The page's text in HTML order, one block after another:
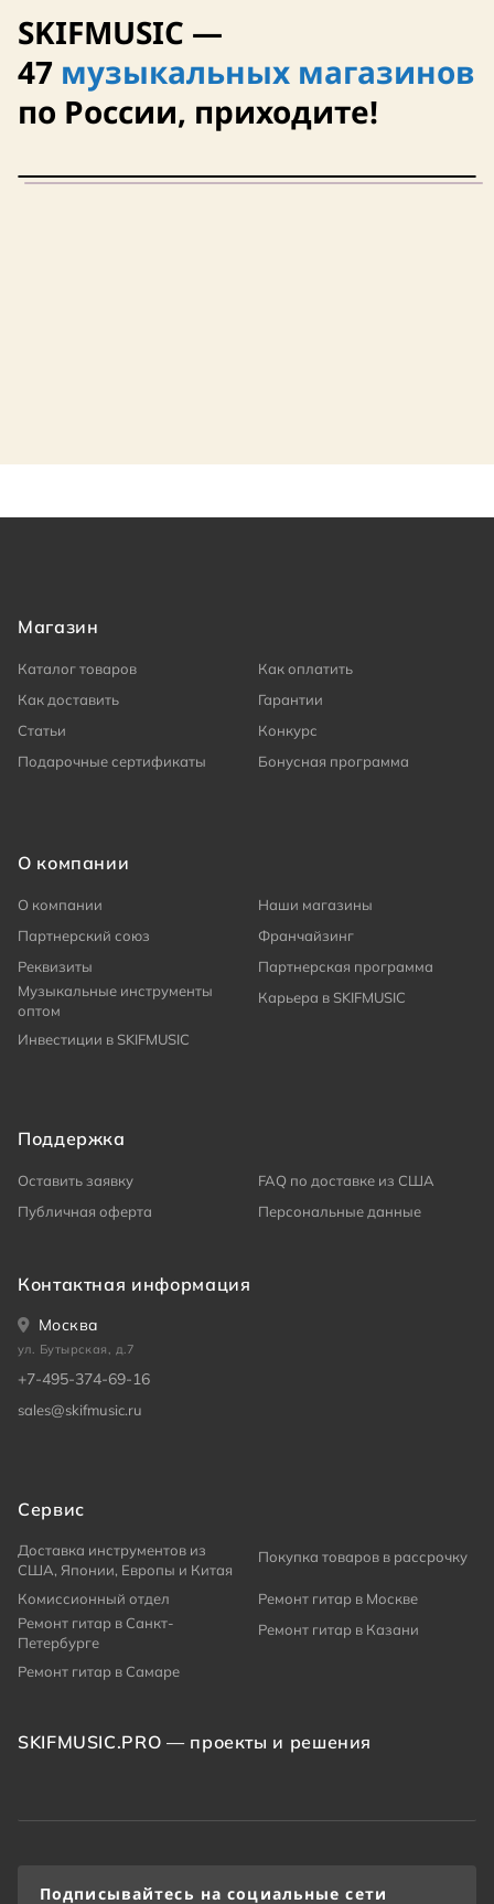
SKIFMUSIC —
47 музыкальных магазинов
по России, приходите!
Магазин
Каталог товаров
Как оплатить
Как доставить
Гарантии
Статьи
Конкурс
Подарочные сертификаты
Бонусная программа
О компании
О компании
Наши магазины
Партнерский союз
Франчайзинг
Реквизиты
Партнерская программа
Музыкальные инструменты
оптом
Карьера в SKIFMUSIC
Инвестиции в SKIFMUSIC
Поддержка
Оставить заявку
FAQ по доставке из США
Публичная оферта
Персональные данные
Контактная информация
Москва
ул. Бутырская, д.7
+7-495-374-69-16
sales@skifmusic.ru
Сервис
Доставка инструментов из
США, Японии, Европы и Китая
Покупка товаров в рассрочку
Комиссионный отдел
Ремонт гитар в Москве
Ремонт гитар в Санкт-
Петербурге
Ремонт гитар в Казани
Ремонт гитар в Самаре
SKIFMUSIC.PRO — проекты и решения
Подписывайтесь на социальные сети